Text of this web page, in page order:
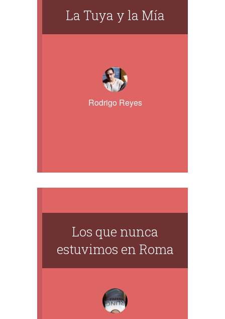
​La Tuya y la Mía
Rodrigo Reyes
Los que nunca
estuvimos en Roma